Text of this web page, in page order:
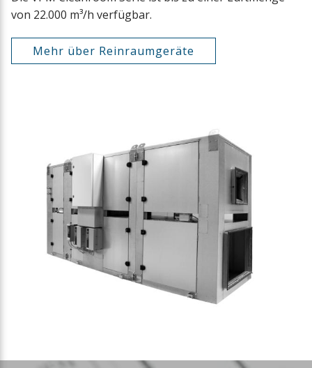
von 22.000 m³/h verfügbar.
Mehr über Reinraumgeräte